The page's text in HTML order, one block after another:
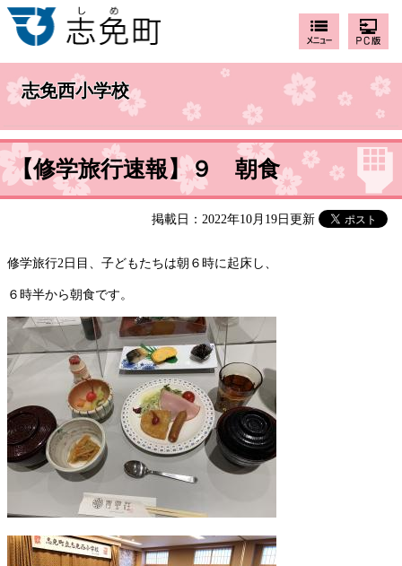
志免西小学校
【修学旅行速報】９ 朝食
掲載日：2022年10月19日更新
修学旅行2日目、子どもたちは朝６時に起床し、
６時半から朝食です。